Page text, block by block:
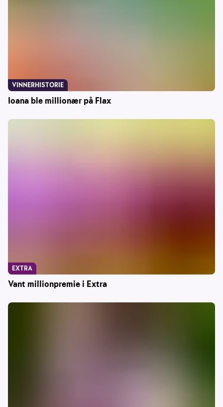
Ioana ble millionær på Flax
VINNERHISTORIE
Vant millionpremie i Extra
EXTRA